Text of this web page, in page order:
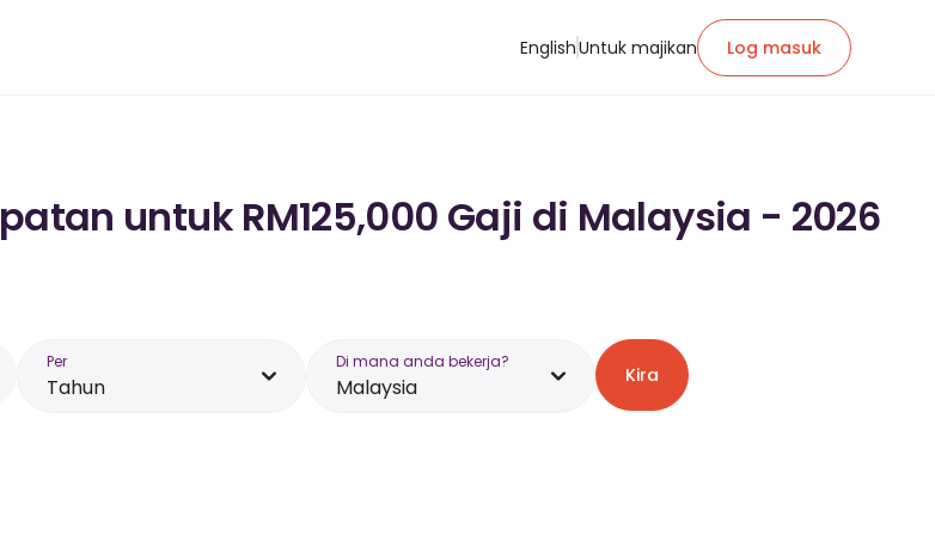
EnglishUntuk majikan Log masuk
untuk RM125,000 Gaji di Malaysia - 2026
Per
Tahun
Di mana anda bekerja?
Malaysia Kira